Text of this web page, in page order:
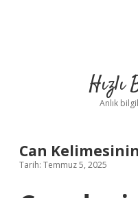
Hızlı
Anlık
Can
Tarih: Temmuz 5, 2025